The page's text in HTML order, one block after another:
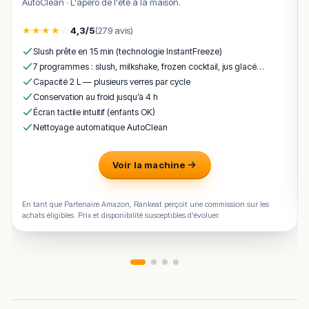
conviviale.
Les avis clients mettent souvent en avant l’authenticité
des plats, l’accueil chaleureux de l’équipe et la
constance de la qualité, faisant de ce lieu un choix
populaire pour un déjeuner ou un dîner italien réussi.
La cuisine rend hommage aux traditions italiennes, avec
des produits bien travaillés et des saveurs qui rappellent
la “cucina della nonna”.
Texte généré par intelligence artificielle, en attente de
Cette description peut contenir des erreurs, n'hésitez pas à
nous aider en vous rendant sur :Améliorer la fiche de cet
établissement
★★★★ 4,3/5(279 avis)
Slush prête en 15 min (technologie InstantFreeze)
7 programmes : slush, milkshake, frozen cocktail, jus glacé…
Capacité 2 L — plusieurs verres par cycle
Conservation au froid jusqu’à 4 h
Écran tactile intuitif (enfants OK)
Nettoyage automatique AutoClean
Voir la machine
En tant que Partenaire Amazon, Rankeat perçoit une commission sur les
achats éligibles. Prix et disponibilité susceptibles d'évoluer.